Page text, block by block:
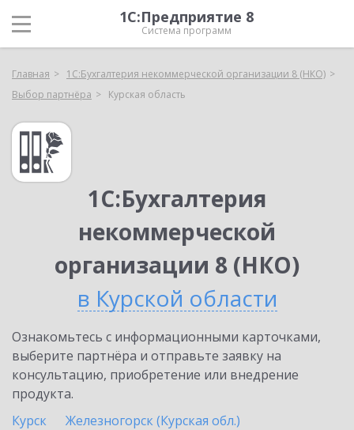
1С:Предприятие 8
Система программ
Главная
1С:Бухгалтерия некоммерческой организации 8 (НКО)
Выбор партнёра
Курская область
1С:Бухгалтерия
некоммерческой
организации 8 (НКО)
в Курской области
Ознакомьтесь с информационными карточками,
выберите партнёра и отправьте заявку на
консультацию, приобретение или внедрение
продукта.
Курск
Железногорск (Курская обл.)